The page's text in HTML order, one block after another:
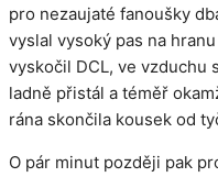
pro nezaujaté fanoušky
vyslal vysoký pas na
vyskočil DCL, ve vzduchu
ladně přistál a téměř
rána skončila kousek od
O pár minut později pak